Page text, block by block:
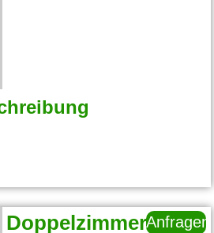
DoppelzimmerAnfragen